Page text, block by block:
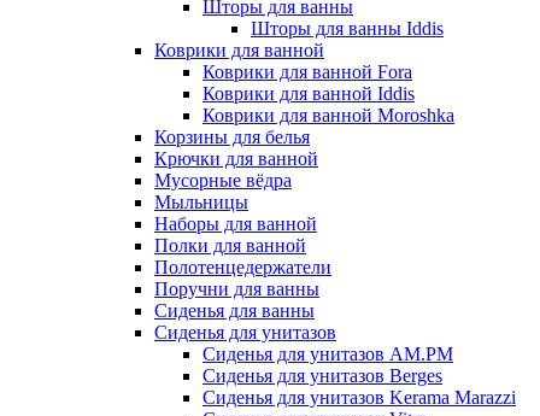
Шторы для ванны
Шторы для ванны Iddis
Коврики для ванной
Коврики для ванной Fora
Коврики для ванной Iddis
Коврики для ванной Moroshka
Корзины для белья
Крючки для ванной
Мусорные вёдра
Мыльницы
Наборы для ванной
Полки для ванной
Полотенцедержатели
Поручни для ванны
Сиденья для ванны
Сиденья для унитазов
Сиденья для унитазов AM.PM
Сиденья для унитазов Berges
Сиденья для унитазов Kerama Marazzi